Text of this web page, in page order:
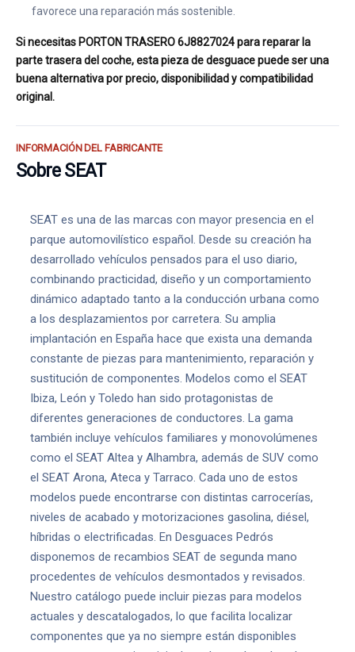
favorece una reparación más sostenible.
Si necesitas PORTON TRASERO 6J8827024 para reparar la
parte trasera del coche, esta pieza de desguace puede ser una
buena alternativa por precio, disponibilidad y compatibilidad
original.
INFORMACIÓN DEL FABRICANTE
Sobre SEAT
SEAT es una de las marcas con mayor presencia en el
parque automovilístico español. Desde su creación ha
desarrollado vehículos pensados para el uso diario,
combinando practicidad, diseño y un comportamiento
dinámico adaptado tanto a la conducción urbana como
a los desplazamientos por carretera. Su amplia
implantación en España hace que exista una demanda
constante de piezas para mantenimiento, reparación y
sustitución de componentes. Modelos como el SEAT
Ibiza, León y Toledo han sido protagonistas de
diferentes generaciones de conductores. La gama
también incluye vehículos familiares y monovolúmenes
como el SEAT Altea y Alhambra, además de SUV como
el SEAT Arona, Ateca y Tarraco. Cada uno de estos
modelos puede encontrarse con distintas carrocerías,
niveles de acabado y motorizaciones gasolina, diésel,
híbridas o electrificadas. En Desguaces Pedrós
disponemos de recambios SEAT de segunda mano
procedentes de vehículos desmontados y revisados.
Nuestro catálogo puede incluir piezas para modelos
actuales y descatalogados, lo que facilita localizar
componentes que ya no siempre están disponibles